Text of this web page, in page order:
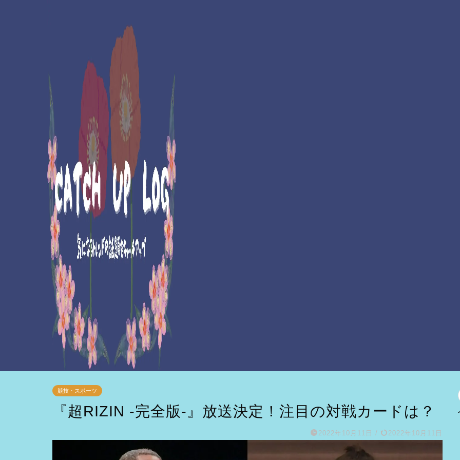
競技・スポーツ
『超RIZIN -完全版-』放送決定！注目の対戦カードは？
2022年10月11日 / 2022年10月11日